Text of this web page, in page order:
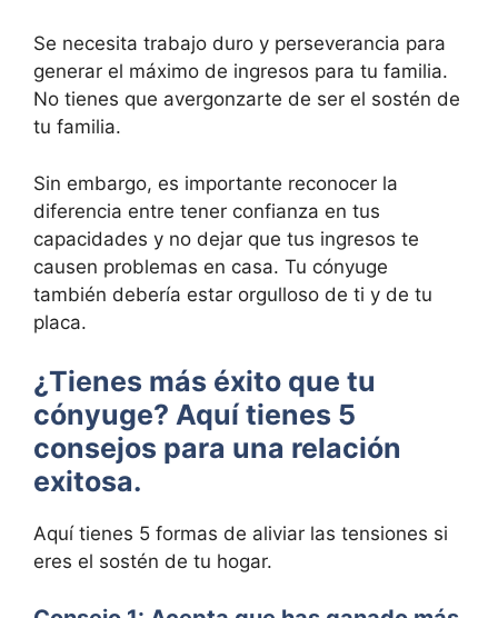
Se necesita trabajo duro y perseverancia para
generar el máximo de ingresos para tu familia.
No tienes que avergonzarte de ser el sostén de
tu familia.
Sin embargo, es importante reconocer la
diferencia entre tener confianza en tus
capacidades y no dejar que tus ingresos te
causen problemas en casa. Tu cónyuge
también debería estar orgulloso de ti y de tu
placa.
¿Tienes más éxito que tu
cónyuge? Aquí tienes 5
consejos para una relación
exitosa.
Aquí tienes 5 formas de aliviar las tensiones si
eres el sostén de tu hogar.